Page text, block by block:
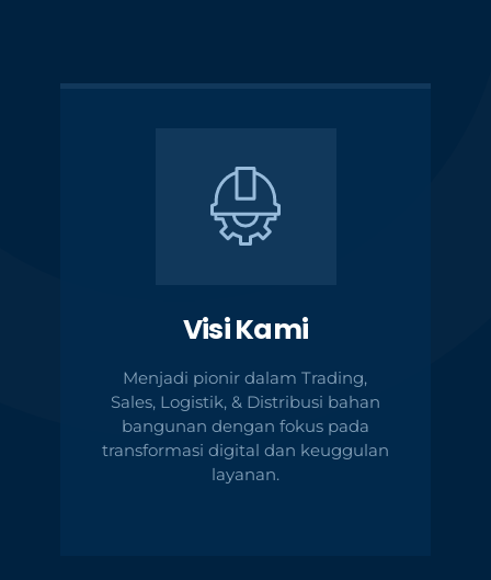
Visi Kami
Menjadi pionir dalam Trading,
Sales, Logistik, & Distribusi bahan
bangunan dengan fokus pada
transformasi digital dan keuggulan
layanan.